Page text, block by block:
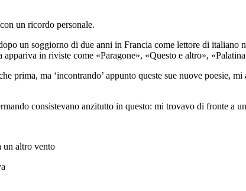
un ricordo personale.
un soggiorno di due anni in Francia come lettore di italiano
appariva in riviste come «Paragone», «Questo e altro»,
prima, ma ‘incontrando’ appunto queste sue nuove poesie,
consistevano anzitutto in questo: mi trovavo di fronte a
un altro vento